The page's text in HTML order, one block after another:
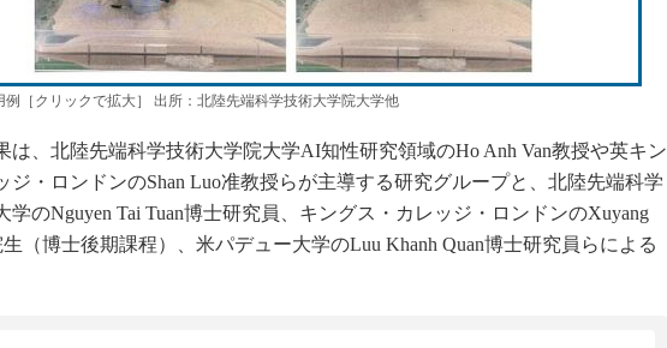
例［クリックで拡大］ 出所：北陸先端科学技術大学院大学他
、北陸先端科学技術大学院大学AI知性研究領域のHo Anh Van教授や英キン
ジ・ロンドンのShan Luo准教授らが主導する研究グループと、北陸先端科学
学のNguyen Tai Tuan博士研究員、キングス・カレッジ・ロンドンのXuyang
生（博士後期課程）、米パデュー大学のLuu Khanh Quan博士研究員らによる